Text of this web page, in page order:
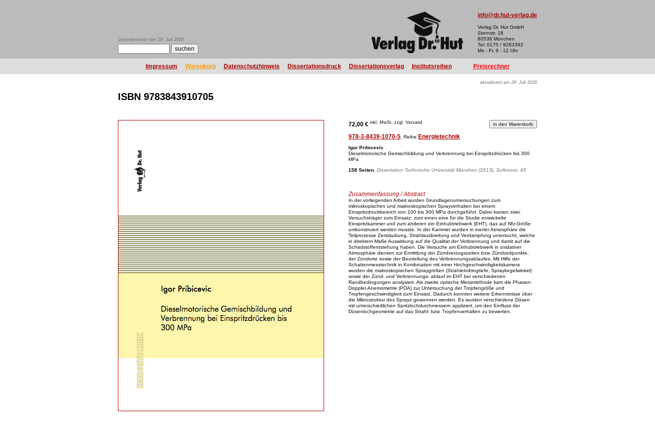
Datenbestand vom 29. Juli 2026
info@dr.hut-verlag.de
Verlag Dr. Hut GmbH
Sternstr. 18
80538 München
Tel: 0175 / 9263392
Mo - Fr, 9 - 12 Uhr
Impressum Warenkorb Datenschutzhinweis Dissertationsdruck Dissertationsverlag Institutsreihen Preisrechner
aktualisiert am 29. Juli 2026
ISBN 9783843910705
72,00 € inkl. MwSt, zzgl. Versand
978-3-8439-1070-5 , Reihe Energietechnik
Igor Pribicevic
Dieselmotorische Gemischbildung und Verbrennung bei Einspritzdrücken bis 300
MPa
158 Seiten Dissertation Technische Universität München (2013), Softcover, A5
Zusammenfassung / Abstract
In der vorliegenden Arbeit wurden Grundlagenuntersuchungen zum
mikroskopischen und makroskopischen Sprayverhalten bei einem
Einspritzdruckbereich von 100 bis 300 MPa durchgeführt. Dabei kamen zwei
Versuchsträger zum Einsatz: zum einen eine für die Studie entwickelte
Einspritzkammer und zum anderen ein Einhubtriebwerk (EHT), das auf Nfz-Größe
umkonstruiert werden musste. In der Kammer wurden in inerter Atmosphäre die
Teilprozesse Zerstäubung, Strahlausbreitung und Verdampfung untersucht, welche
in direktem Maße Auswirkung auf die Qualität der Verbrennung und damit auf die
Schadstoffentstehung haben. Die Versuche am Einhubtriebwerk in oxidativer
Atmosphäre dienten zur Ermittlung der Zündverzugszeiten bzw. Zündzeitpunkte,
der Zündorte sowie der Beurteilung des Verbrennungsablaufes. Mit Hilfe der
Schattenmesstechnik in Kombination mit einer Hochgeschwindigkeitskamera
wurden die makroskopischen Spraygrößen (Strahleindringtiefe, Spraykegelwinkel)
sowie der Zünd- und Verbrennungs- ablauf im EHT bei verschiedenen
Randbedingungen analysiert. Als zweite optische Messmethode kam die Phasen-
Doppler-Anemometrie (PDA) zur Untersuchung der Tropfengröße und
Tropfengeschwindigkeit zum Einsatz. Dadurch konnten weitere Erkenntnisse über
die Mikrostruktur des Sprays gewonnen werden. Es wurden verschiedene Düsen
mit unterschiedlichen Spritzlochdurchmessern appliziert, um den Einfluss der
Düsenlochgeometrie auf das Strahl- bzw. Tropfenverhalten zu bewerten.